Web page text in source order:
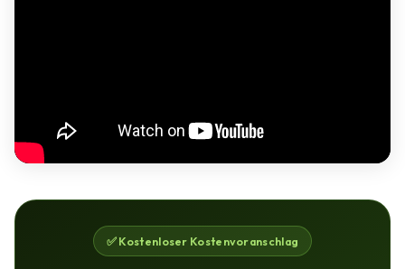
✅ Kostenloser Kostenvoranschlag